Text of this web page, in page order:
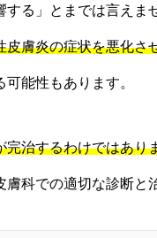
る」とまでは言えま
膚炎の症状を悪化さ
能性もあります。
完治するわけではあり
科での適切な診断と